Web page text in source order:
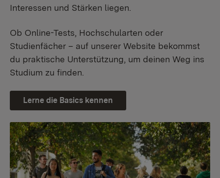
Interessen und Stärken liegen.
Ob Online-Tests, Hochschularten oder
Studienfächer – auf unserer Website bekommst
du praktische Unterstützung, um deinen Weg ins
Studium zu finden.
Lerne die Basics kennen